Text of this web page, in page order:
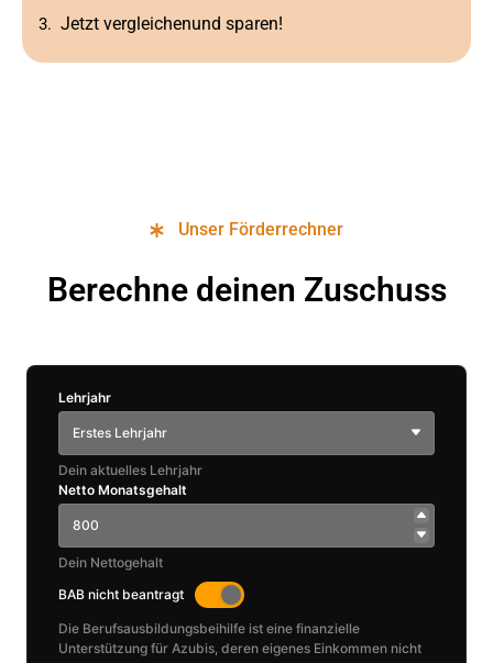
Jetzt vergleichenund sparen!
Unser Förderrechner
Berechne deinen Zuschuss
Lehrjahr
Erstes Lehrjahr
Dein aktuelles Lehrjahr
Netto Monatsgehalt
Dein Nettogehalt
BAB nicht beantragt
Die Berufsausbildungsbeihilfe ist eine finanzielle
Unterstützung für Azubis, deren eigenes Einkommen nicht